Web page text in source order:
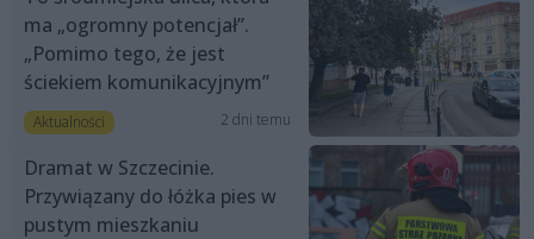
ma „ogromny potencjał”.
„Pomimo tego, że jest
ściekiem komunikacyjnym”
Aktualności 2 dni temu
Dramat w Szczecinie.
Przywiązany do łóżka pies w
pustym mieszkaniu